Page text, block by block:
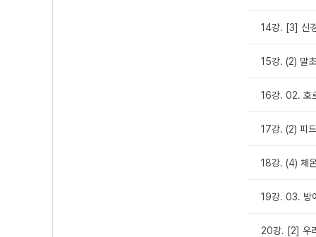
14강. [3] 신
15강. (2) 말
16강. 02. 호
17강. (2) 피
18강. (4) 체
19강. 03. 방
20강. [2] 우